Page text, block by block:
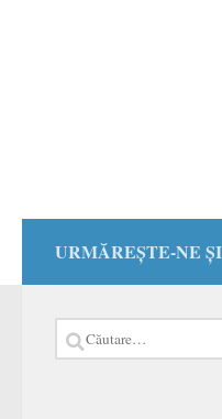
URMĂREȘTE-NE
Caută
după: